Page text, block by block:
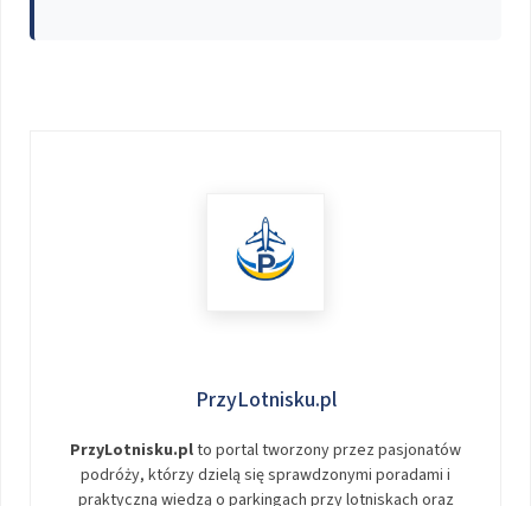
PrzyLotnisku.pl
PrzyLotnisku.plto portal tworzony przez pasjonatów
podróży, którzy dzielą się sprawdzonymi poradami i
praktyczną wiedzą o parkingach przy lotniskach oraz